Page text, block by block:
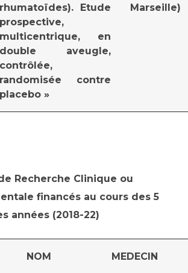
rhumatoïdes). Etude
prospective,
multicentrique, en
double aveugle,
contrôlée,
randomisée contre
placebo »
Marseille)
Recherche Clinique ou
financés au cours des 5
années (2018-22)
NOM MEDECIN